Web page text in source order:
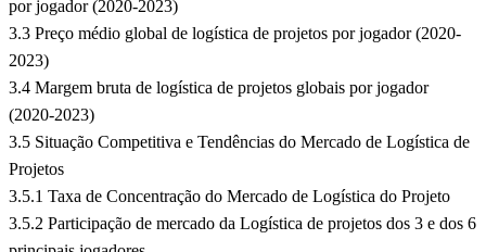
por jogador (2020-2023)
3.3 Preço médio global de logística de projetos por jogador (2020-
2023)
3.4 Margem bruta de logística de projetos globais por jogador
(2020-2023)
3.5 Situação Competitiva e Tendências do Mercado de Logística de
Projetos
3.5.1 Taxa de Concentração do Mercado de Logística do Projeto
3.5.2 Participação de mercado da Logística de projetos dos 3 e dos 6